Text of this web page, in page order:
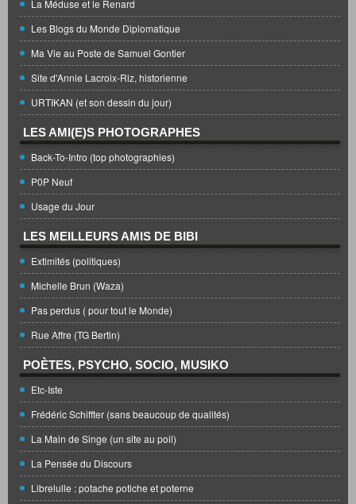
La Méduse et le Renard
Les Blogs du Monde Diplomatique
Ma Vie au Poste de Samuel Gontier
Site d'Annie Lacroix-Riz, historienne
URTIKAN (et son dessin du jour)
LES AMI(E)S PHOTOGRAPHES
Back-To-Intro (top photographies)
P0P Neuf
Usage du Jour
LES MEILLEURS AMIS DE BIBI
Extimités (politiques)
Michelle Brun (Waza)
Pas perdus ( pour tout le Monde)
Rue Affre (TG Bertin)
POÈTES, PSYCHO, SOCIO, MUSIKO
Etc-Iste
Frédéric Schiffter (sans beaucoup de qualités)
La Main de Singe (un site au poil)
La Pensée du Discours
Librelulle : potache potiche et poterne